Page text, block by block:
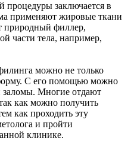
процедуры заключается в
применяют жировые ткани
природный филлер,
части тела, например,
можно не только
С его помощью можно
заломы. Многие отдают
как можно получить
как проходить эту
и пройти
клинике.